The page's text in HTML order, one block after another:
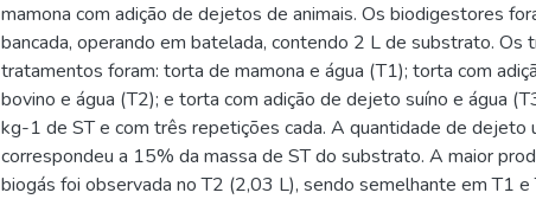
mamona com adição de dejetos de animais. Os biodigestores
bancada, operando em batelada, contendo 2 L de substrato. Os
tratamentos foram: torta de mamona e água (T1); torta com
bovino e água (T2); e torta com adição de dejeto suíno e água
kg-1 de ST e com três repetições cada. A quantidade de dejeto
correspondeu a 15% da massa de ST do substrato. A maior
biogás foi observada no T2 (2,03 L), sendo semelhante em T1